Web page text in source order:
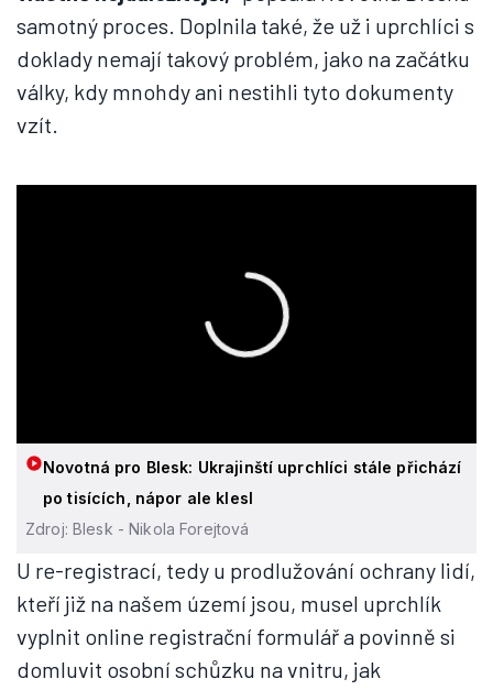
samotný proces. Doplnila také, že už i uprchlíci s
doklady nemají takový problém, jako na začátku
války, kdy mnohdy ani nestihli tyto dokumenty
vzít.
Novotná pro Blesk: Ukrajinští uprchlíci stále přichází
po tisících, nápor ale klesl
Zdroj: Blesk - Nikola Forejtová
U re-registrací, tedy u prodlužování ochrany lidí,
kteří již na našem území jsou, musel uprchlík
vyplnit online registrační formulář a povinně si
domluvit osobní schůzku na vnitru, jak